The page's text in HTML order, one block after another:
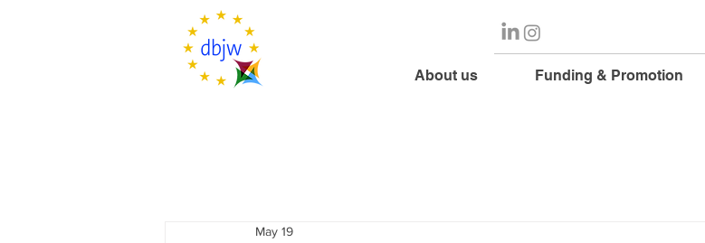
About us Funding & Promotion
May 19